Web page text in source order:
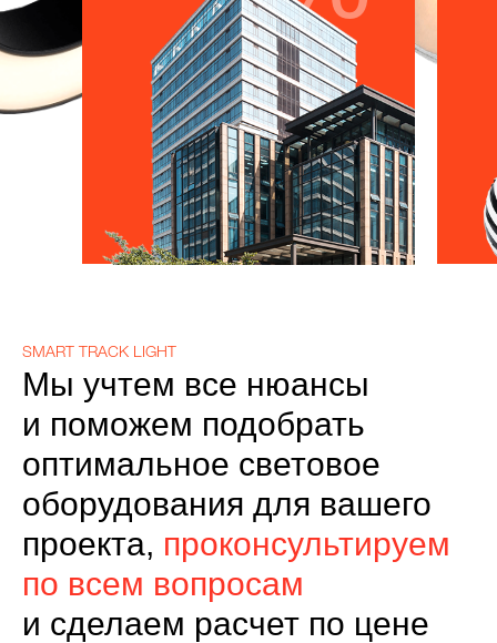
SMART TRACK LIGHT
Мы учтем все нюансы
и поможем подобрать
оптимальное световое
оборудования для вашего
проекта, проконсультируем
по всем вопросам
и сделаем расчет по цене